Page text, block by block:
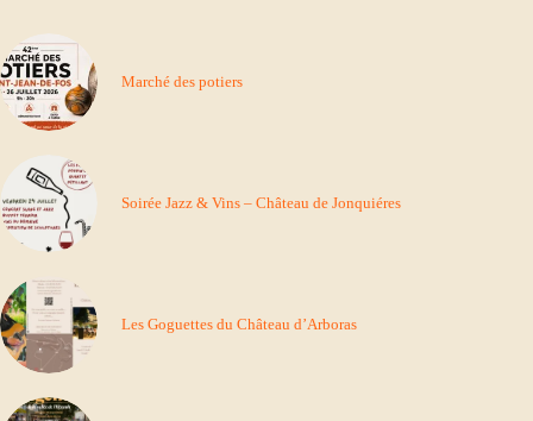
Marché des potiers
Soirée Jazz & Vins – Château de Jonquiéres
Les Goguettes du Château d’Arboras